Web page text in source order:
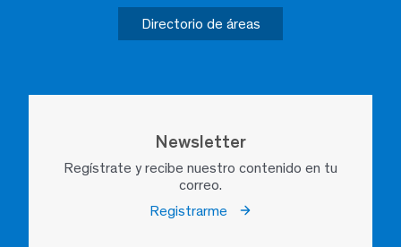
Directorio de áreas
Newsletter
Regístrate y recibe nuestro contenido en tu
correo.
Registrarme